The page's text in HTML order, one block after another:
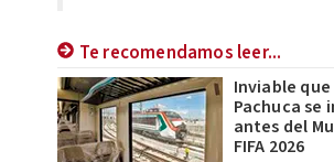
Te recomendamos leer...
Inviable que
Pachuca se
antes del
FIFA 2026